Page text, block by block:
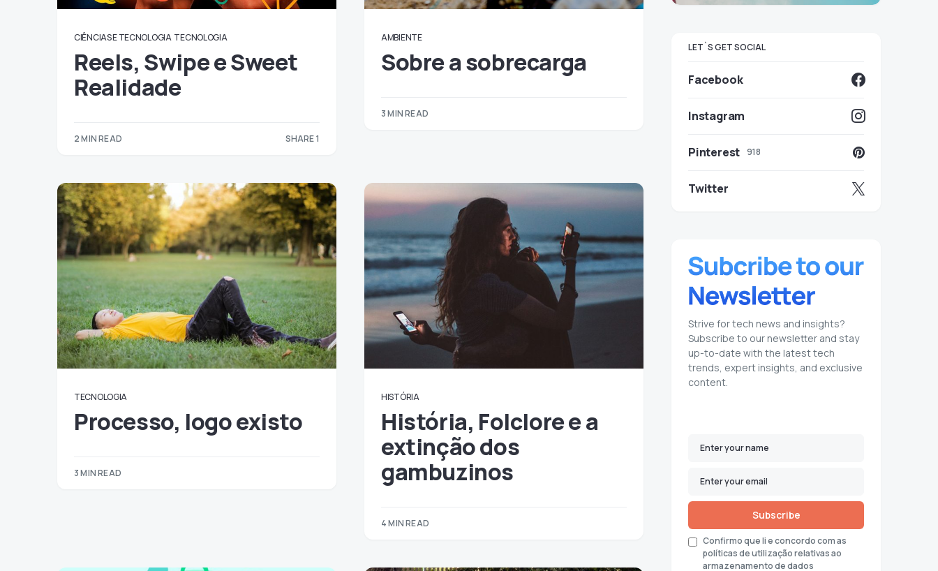
CIÊNCIAS E TECNOLOGIA TECNOLOGIA
Reels, Swipe e Sweet
Realidade
2 MIN READ SHARE 1
AMBIENTE
Sobre a sobrecarga
3 MIN READ
TECNOLOGIA
Processo, logo existo
3 MIN READ
HISTÓRIA
História, Folclore e a
extinção dos
gambuzinos
4 MIN READ
LET`S GET SOCIAL
Facebook
Instagram
Pinterest 918
Twitter
Strive for tech news and insights?
Subscribe to our newsletter and stay
up-to-date with the latest tech
trends, expert insights, and exclusive
content.
Subscribe
Confirmo que li e concordo com as
políticas de utilização relativas ao
armazenamento de dados